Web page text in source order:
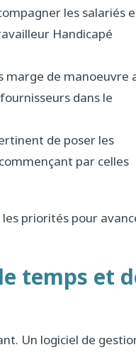
les salariés
Handicapé
marge de manoeuvre
dans le
de poser les
par celles
les priorités pour
temps et
Un logiciel de